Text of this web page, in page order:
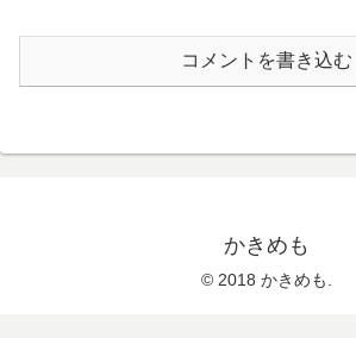
コメントを書き込む
かきめも
© 2018 かきめも.